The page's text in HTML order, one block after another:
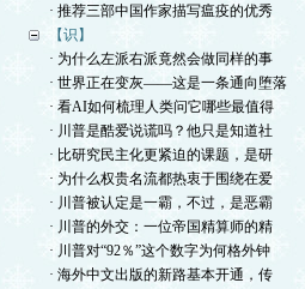
· 推荐三部中国作家描写瘟疫的优秀
【识】
· 为什么左派右派竟然会做同样的事
· 世界正在变灰——这是一条通向堕落
· 看AI如何梳理人类问它哪些最值得
· 川普是酷爱说谎吗？他只是知道社
· 比研究民主化更紧迫的课题，是研
· 为什么权贵名流都热衷于围绕在爱
· 川普被认定是一霸，不过，是恶霸
· 川普的外交：一位帝国精算师的精
· 川普对“92％”这个数字为何格外钟
· 海外中文出版的新路基本开通，传